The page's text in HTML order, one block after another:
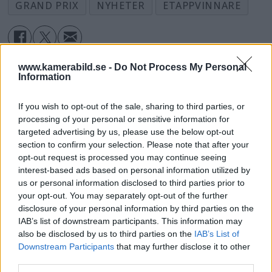
www.kamerabild.se - Do Not Process My Personal
Information
If you wish to opt-out of the sale, sharing to third parties, or
processing of your personal or sensitive information for
targeted advertising by us, please use the below opt-out
section to confirm your selection. Please note that after your
opt-out request is processed you may continue seeing
interest-based ads based on personal information utilized by
us or personal information disclosed to third parties prior to
your opt-out. You may separately opt-out of the further
disclosure of your personal information by third parties on the
IAB’s list of downstream participants. This information may
also be disclosed by us to third parties on the IAB’s List of
Downstream Participants that may further disclose it to other
GRAND PRIX NYHETER ETAPPVINNARE
Dolby Vision 2 lanseras –